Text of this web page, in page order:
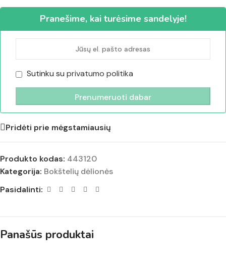
Pranešime, kai turėsime sandelyje!
Sutinku su privatumo politika
Pridėti prie mėgstamiausių
Produkto kodas: 443120
Kategorija: Bokštelių dėlionės
Pasidalinti:
Panašūs produktai